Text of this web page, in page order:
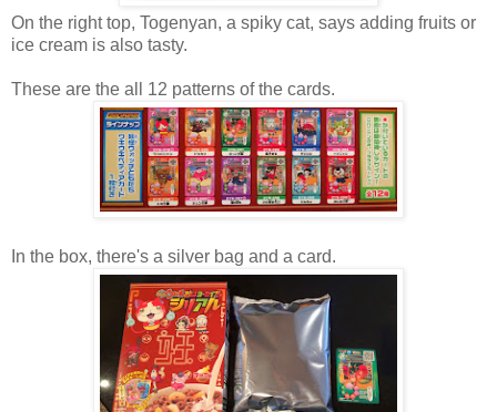
On the right top, Togenyan, a spiky cat, says adding fruits or
ice cream is also tasty.
These are the all 12 patterns of the cards.
In the box, there's a silver bag and a card.